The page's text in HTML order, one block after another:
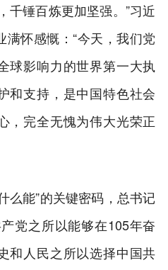
千锤百炼更加坚强。”习近
怀感慨：“今天，我们党
球影响力的世界第一大执
和支持，是中国特色社会
，完全无愧为伟大光荣正
么能”的关键密码，总书记
党之所以能够在105年奋
和人民之所以选择中国共